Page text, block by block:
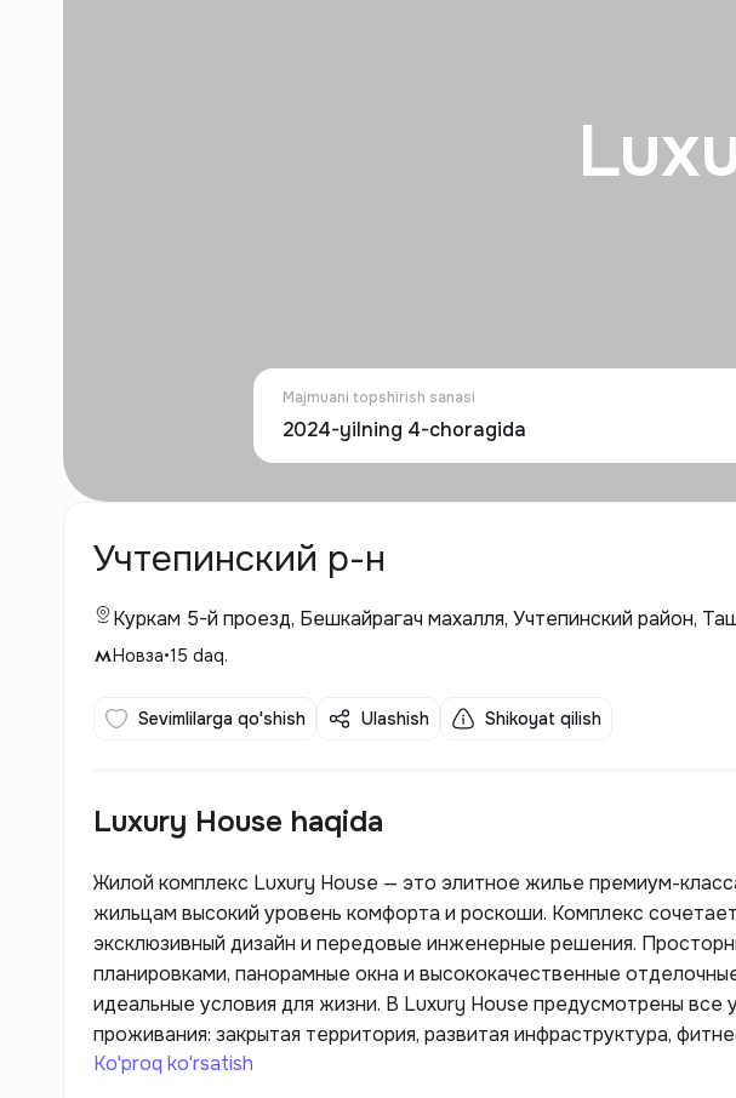
Majmuani topshirish sanasi
2024-yilning 4-choragida
Учтепинский р-н
Куркам 5-й проезд, Бешкайрагач махалля, Учтепинский район,
Новза•15 daq.
Sevimlilarga qo'shish Ulashish Shikoyat qilish
Luxury House haqida
Жилой комплекс Luxury House — это элитное жилье премиум-
жильцам высокий уровень комфорта и роскоши. Комплекс
эксклюзивный дизайн и передовые инженерные решения.
планировками, панорамные окна и высококачественные
идеальные условия для жизни. В Luxury House предусмотрены все
проживания: закрытая территория, развитая инфраструктура,
безопасности. Этот проект ориентирован на тех, кто ценит стиль,
Ko'proq ko'rsatish